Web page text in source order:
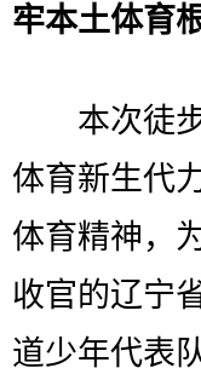
牢本土体育
本次徒步
体育新生代
体育精神，
收官的辽宁
道少年代表